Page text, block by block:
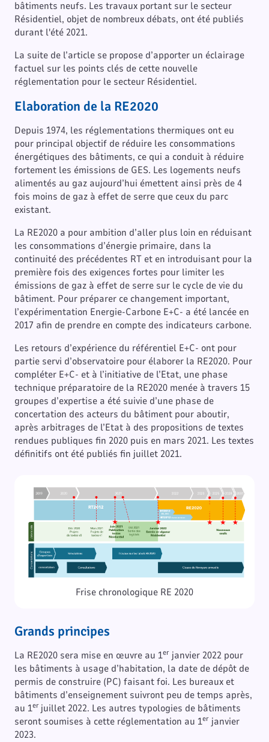
bâtiments neufs. Les travaux portant sur le secteur
Résidentiel, objet de nombreux débats, ont été publiés
durant l'été 2021.
La suite de l’article se propose d’apporter un éclairage
factuel sur les points clés de cette nouvelle
réglementation pour le secteur Résidentiel.
Elaboration de la RE2020
Depuis 1974, les réglementations thermiques ont eu
pour principal objectif de réduire les consommations
énergétiques des bâtiments, ce qui a conduit à réduire
fortement les émissions de GES. Les logements neufs
alimentés au gaz aujourd’hui émettent ainsi près de 4
fois moins de gaz à effet de serre que ceux du parc
existant.
La RE2020 a pour ambition d’aller plus loin en réduisant
les consommations d’énergie primaire, dans la
continuité des précédentes RT et en introduisant pour la
première fois des exigences fortes pour limiter les
émissions de gaz à effet de serre sur le cycle de vie du
bâtiment. Pour préparer ce changement important,
l’expérimentation Energie-Carbone E+C- a été lancée en
2017 afin de prendre en compte des indicateurs carbone.
Les retours d’expérience du référentiel E+C- ont pour
partie servi d’observatoire pour élaborer la RE2020. Pour
compléter E+C- et à l’initiative de l’Etat, une phase
technique préparatoire de la RE2020 menée à travers 15
groupes d’expertise a été suivie d’une phase de
concertation des acteurs du bâtiment pour aboutir,
après arbitrages de l’Etat à des propositions de textes
rendues publiques fin 2020 puis en mars 2021. Les textes
définitifs ont été publiés fin juillet 2021.
Frise chronologique RE 2020
Grands principes
La RE2020 sera mise en œuvre au 1er janvier 2022 pour
les bâtiments à usage d’habitation, la date de dépôt de
permis de construire (PC) faisant foi. Les bureaux et
bâtiments d’enseignement suivront peu de temps après,
au 1er juillet 2022. Les autres typologies de bâtiments
seront soumises à cette réglementation au 1er janvier
2023.